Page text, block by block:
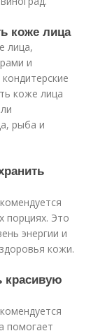
коже лица
лица,
и
коже лица
рыба и
порциях. Это
энергии и
кожи.
красивую
помогает